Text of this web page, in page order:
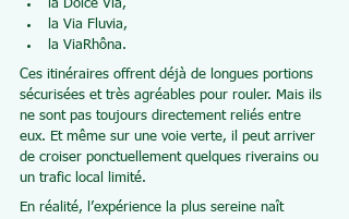
la Dolce Via,
la Via Fluvia,
la ViaRhôna.
Ces itinéraires offrent déjà de longues portions
sécurisées et très agréables pour rouler. Mais ils
ne sont pas toujours directement reliés entre
eux. Et même sur une voie verte, il peut arriver
de croiser ponctuellement quelques riverains ou
un trafic local limité.
En réalité, l’expérience la plus sereine naît